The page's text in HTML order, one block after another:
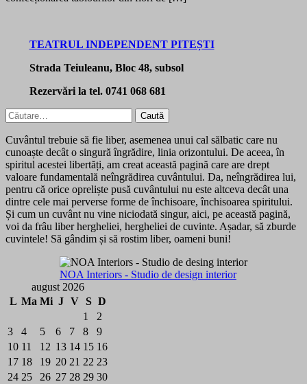
TEATRUL INDEPENDENT PITEȘTI
Strada Teiuleanu, Bloc 48, subsol
Rezervări la tel. 0741 068 681
Caută
după:
Cuvântul trebuie să fie liber, asemenea unui cal sălbatic care nu
cunoaște decât o singură îngrădire, linia orizontului. De aceea, în
spiritul acestei libertăți, am creat această pagină care are drept
valoare fundamentală neîngrădirea cuvântului. Da, neîngrădirea lui,
pentru că orice opreliște pusă cuvântului nu este altceva decât una
dintre cele mai perverse forme de închisoare, închisoarea spiritului.
Și cum un cuvânt nu vine niciodată singur, aici, pe această pagină,
voi da frâu liber hergheliei, hergheliei de cuvinte. Așadar, să zburde
cuvintele! Să gândim și să rostim liber, oameni buni!
NOA Interiors - Studio de design interior
august 2026
L Ma Mi J V S D
1
2
3
4 5 6 7 8
9
10 11 12 13 14 15 16
17 18 19 20 21 22 23
24 25 26 27 28 29 30